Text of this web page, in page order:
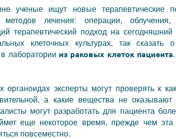
ученые ищут новые терапевтические
методов лечения: операции,
терапевтический подход на
клеточных культурах, так сказать
лаборатории из раковых клеток пациента
органоидах эксперты могут проверять к
а какие вещества не
могут разработать для пациента
еще некоторое время, прежде чем эта
повсеместно.